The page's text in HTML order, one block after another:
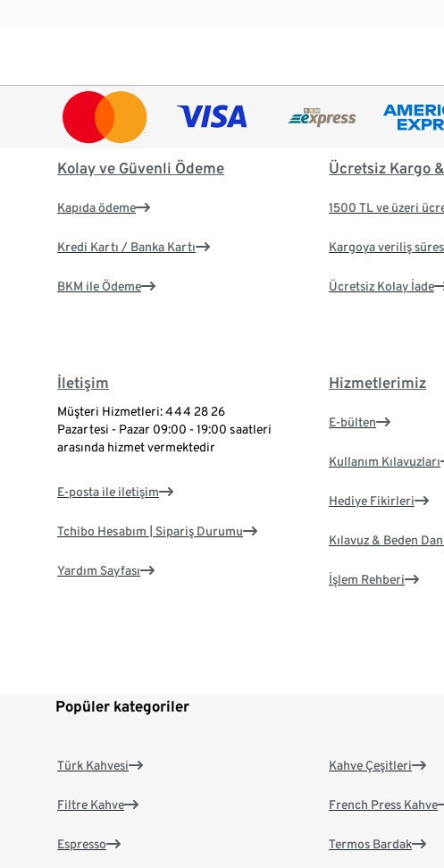
Kolay ve Güvenli Ödeme
Kapıda ödeme
Kredi Kartı / Banka Kartı
BKM ile Ödeme
Ücretsiz Kargo
1500 TL ve üzeri
Kargoya veriliş
Ücretsiz Kolay İade
İletişim
Müşteri Hizmetleri: 444 28 26
Pazartesi - Pazar 09:00 - 19:00 saatleri
arasında hizmet vermektedir
E-posta ile iletişim
Tchibo Hesabım | Sipariş Durumu
Yardım Sayfası
Hizmetlerimiz
E-bülten
Kullanım Kılavuzları
Hediye Fikirleri
Kılavuz & Beden
İşlem Rehberi
Popüler kategoriler
Türk Kahvesi
Filtre Kahve
Espresso
Kahve Çeşitleri
French Press Kahve
Termos Bardak